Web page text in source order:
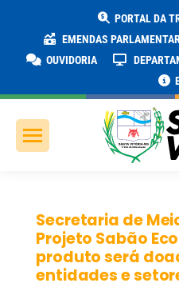
PORTAL DA
EMENDAS
OUVIDORIA
Secretaria de
Projeto Sabão
produto será
entidades e